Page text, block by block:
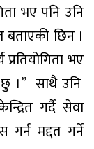
भए पनि उनि
छिन ।
भए
।” साथै उनि
गर्दै सेवा
मद्दत गर्ने